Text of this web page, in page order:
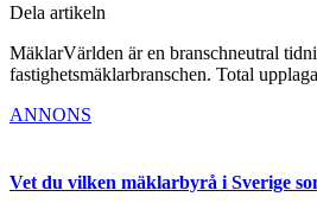
Dela artikeln
MäklarVärlden är en branschneutral
fastighetsmäklarbranschen. Total
ANNONS
Vet du vilken mäklarbyrå i Sverige